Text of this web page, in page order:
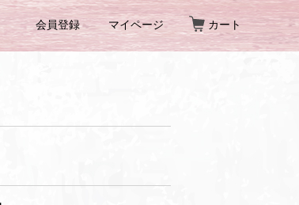
会員登録 マイページ カート